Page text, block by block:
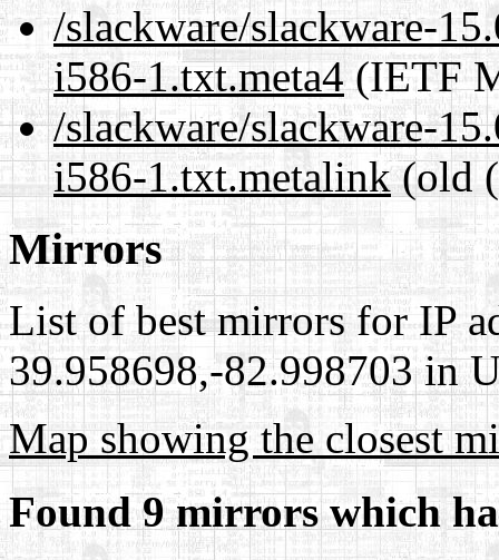
/slackware/slackware-
i586-1.txt.meta4(IETF
/slackware/slackware-
i586-1.txt.metalink(old
Mirrors
List of best mirrors for IP
39.958698,-82.998703 in
Map showing the closest
Found 9 mirrors which